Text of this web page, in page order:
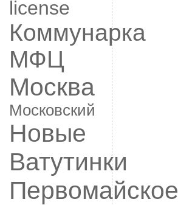
license
Коммунарка
МФЦ
Москва
Московский
Новые
Ватутинки
Первомайское